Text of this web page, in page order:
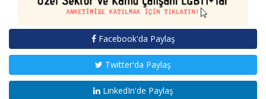
Facebook'da Paylaş
Twitter'da Paylaş
LinkedIn'de Paylaş